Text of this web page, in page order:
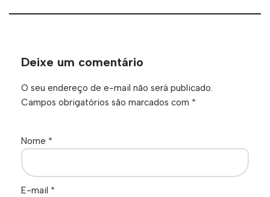
Deixe um comentário
O seu endereço de e-mail não será publicado.
Campos obrigatórios são marcados com *
Nome *
E-mail *